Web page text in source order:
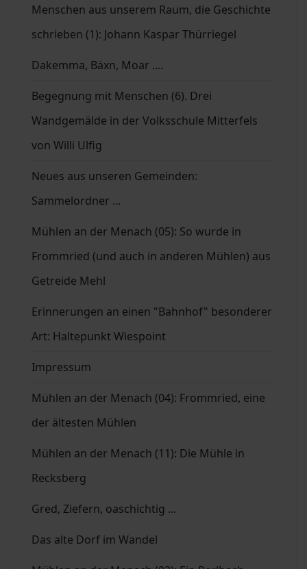
Menschen aus unserem Raum, die Geschichte
schrieben (1): Johann Kaspar Thürriegel
Dakemma, Bäxn, Moar ....
Begegnung mit Menschen (6). Drei
Wandgemälde in der Volksschule Mitterfels
von Willi Ulfig
Neues aus unseren Gemeinden:
Sammelordner ...
Mühlen an der Menach (05): So wurde in
Frommried (und auch in anderen Mühlen) aus
Getreide Mehl
Erinnerungen an einen "Bahnhof" besonderer
Art: Haltepunkt Wiespoint
Impressum
Mühlen an der Menach (04): Frommried, eine
der ältesten Mühlen
Mühlen an der Menach (11): Die Mühle in
Recksberg
Gred, Ziefern, oaschichtig ...
Das alte Dorf im Wandel